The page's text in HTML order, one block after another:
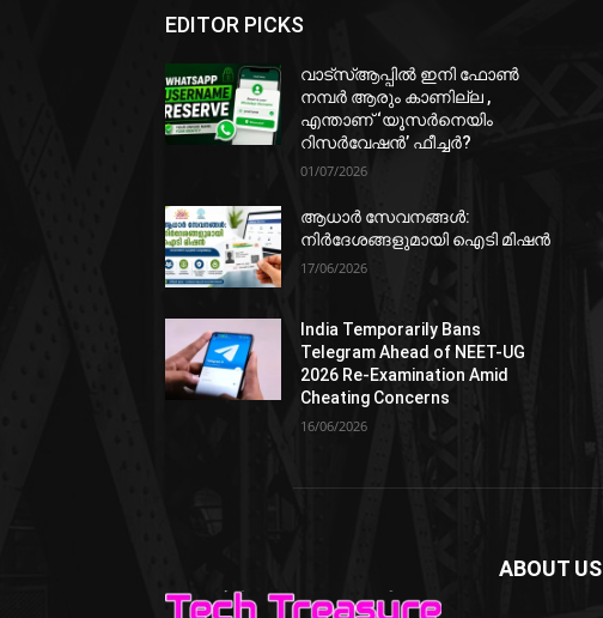
EDITOR PICKS
വാട്‌സ്ആപ്പിൽ ഇനി ഫോൺ
നമ്പർ ആരും കാണില്ല ,
എന്താണ് ‘യൂസർനെയിം
റിസർവേഷൻ’ ഫീച്ചർ?
01/07/2026
ആധാർ സേവനങ്ങൾ:
നിർദേശങ്ങളുമായി ഐടി മിഷൻ
17/06/2026
India Temporarily Bans
Telegram Ahead of NEET-UG
2026 Re-Examination Amid
Cheating Concerns
16/06/2026
ABOUT US